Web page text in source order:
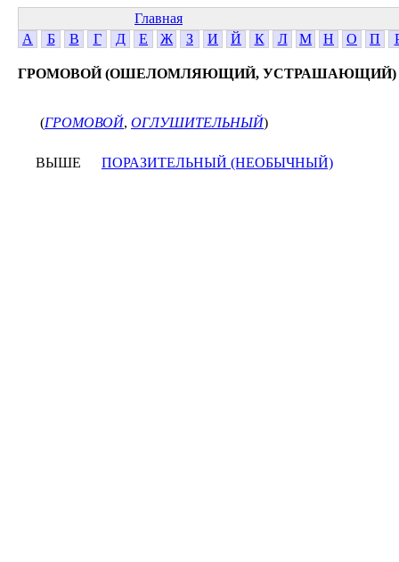
Главная
А
Б В Г Д Е Ж З И Й К Л М Н О П
ГРОМОВОЙ (ОШЕЛОМЛЯЮЩИЙ, УСТРАШАЮЩИЙ)
(ГРОМОВОЙ, ОГЛУШИТЕЛЬНЫЙ)
ВЫШЕ ПОРАЗИТЕЛЬНЫЙ (НЕОБЫЧНЫЙ)